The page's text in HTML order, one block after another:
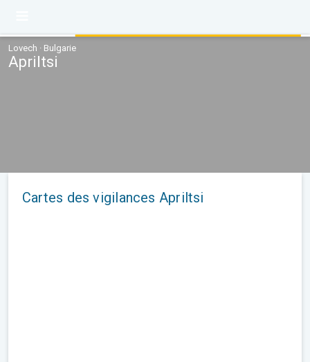
Lovech · Bulgarie
Apriltsi
Cartes des vigilances Apriltsi